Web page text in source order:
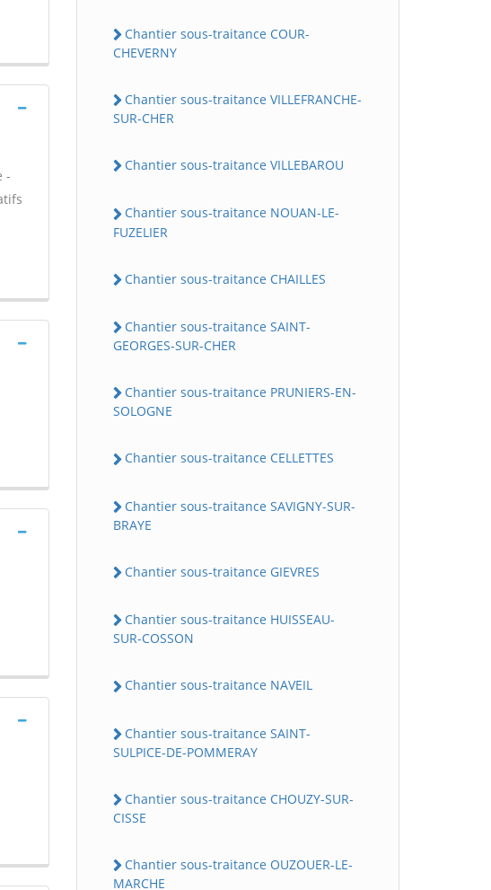
-
Chantier sous-traitance COUR-
CHEVERNY
Chantier sous-traitance VILLEFRANCHE-
SUR-CHER
Chantier sous-traitance VILLEBAROU
Chantier sous-traitance NOUAN-LE-
FUZELIER
Chantier sous-traitance CHAILLES
Chantier sous-traitance SAINT-
GEORGES-SUR-CHER
Chantier sous-traitance PRUNIERS-EN-
SOLOGNE
Chantier sous-traitance CELLETTES
Chantier sous-traitance SAVIGNY-SUR-
BRAYE
Chantier sous-traitance GIEVRES
Chantier sous-traitance HUISSEAU-
SUR-COSSON
Chantier sous-traitance NAVEIL
Chantier sous-traitance SAINT-
SULPICE-DE-POMMERAY
Chantier sous-traitance CHOUZY-SUR-
CISSE
Chantier sous-traitance OUZOUER-LE-
MARCHE